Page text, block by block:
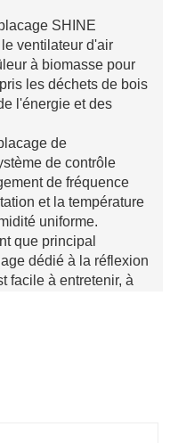
SHINE
ventilateur d'air
à biomasse pour
les déchets de bois
l'énergie et des
de
de contrôle
de fréquence
et la température
uniforme.
que principal
dédié à la réflexion
facile à entretenir, à
de contreplaqué,